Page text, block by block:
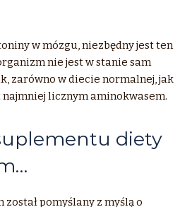
w mózgu, niezbędny jest ten
nie jest w stanie sam
zarówno w diecie normalnej, jak
licznym aminokwasem.
diety
pomyślany z myślą o